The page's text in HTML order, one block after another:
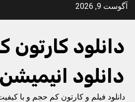
Skipآگوست 9, 2026
دانلود
دانلود
دانلود فیلم و کارتون کم حجم و با